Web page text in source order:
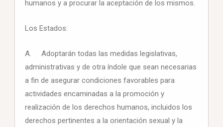
humanos y a procurar la aceptación de los mismos.
Los Estados:
A. Adoptarán todas las medidas legislativas,
administrativas y de otra índole que sean necesarias
a fin de asegurar condiciones favorables para
actividades encaminadas a la promoción y
realización de los derechos humanos, incluidos los
derechos pertinentes a la orientación sexual y la